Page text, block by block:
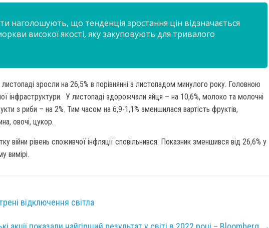
наголошують, що тенденція зростання цін відзначається
високої якості, яку закуповують для тривалого
листопаді зросли на 26,5% в порівнянні з листопадом минулого року. Головною
інфраструктури. У листопаді здорожчали яйця – на 10,6%, молоко та молочні
з риби – на 2%. Тим часом на 6,9-1,1% зменшилася вартість фруктів,
овочі, цукор.
війни рівень споживчої інфляції сповільнився. Показник зменшився від 26,6% у
вимірі.
відключення світла